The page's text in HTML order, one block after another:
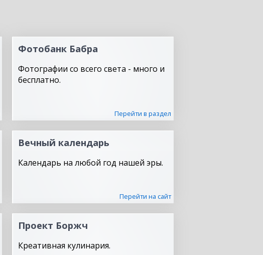
Фотобанк Бабра
Фотографии со всего света - много и
бесплатно.
Перейти в раздел
Вечный календарь
Календарь на любой год нашей эры.
Перейти на сайт
Проект Боржч
Креативная кулинария.